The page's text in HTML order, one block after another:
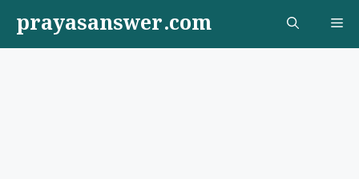
content
prayasanswer.com